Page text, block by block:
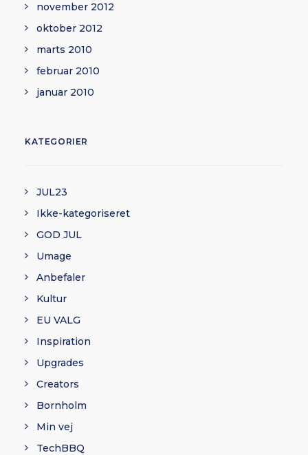
november 2012
oktober 2012
marts 2010
februar 2010
januar 2010
KATEGORIER
JUL23
Ikke-kategoriseret
GOD JUL
Umage
Anbefaler
Kultur
EU VALG
Inspiration
Upgrades
Creators
Bornholm
Min vej
TechBBQ